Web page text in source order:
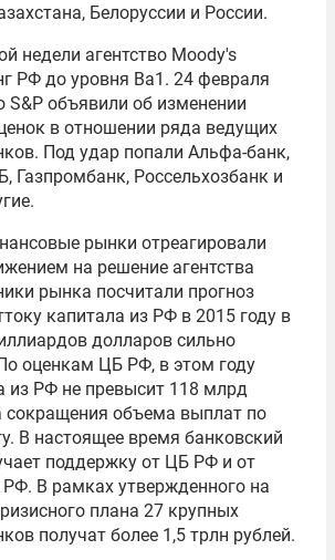
Белоруссии и России.
недели агентство Moody's
РФ до уровня Ba1. 24 февраля
S&P объявили об изменении
в отношении ряда ведущих
Под удар попали Альфа-банк,
Россельхозбанк и
рынки отреагировали
на решение агентства
рынка посчитали прогноз
капитала из РФ в 2015 году в
долларов сильно
оценкам ЦБ РФ, в этом году
из РФ не превысит 118 млрд
сокращения объема выплат по
В настоящее время банковский
поддержку от ЦБ РФ и от
РФ. В рамках утвержденного на
плана 27 крупных
получат более 1,5 трлн рублей.